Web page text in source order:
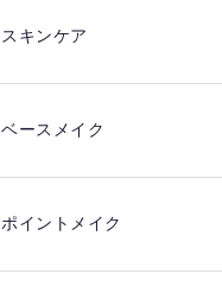
スキンケア
ベースメイク
ポイントメイク